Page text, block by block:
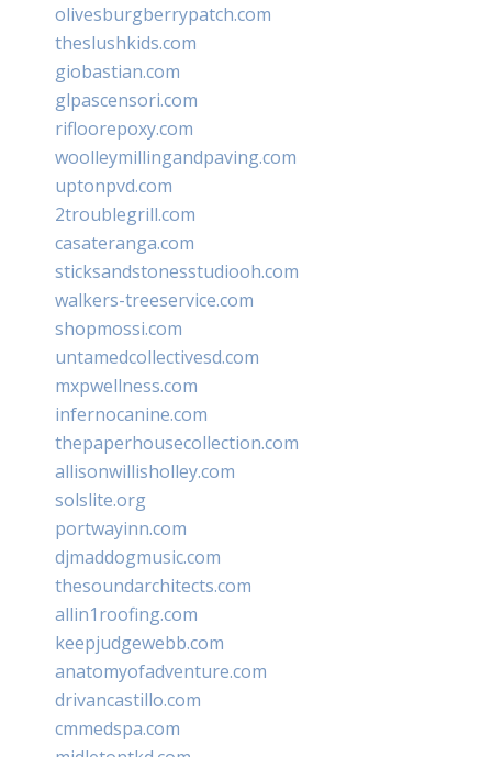
olivesburgberrypatch.com
theslushkids.com
giobastian.com
glpascensori.com
rifloorepoxy.com
woolleymillingandpaving.com
uptonpvd.com
2troublegrill.com
casateranga.com
sticksandstonesstudiooh.com
walkers-treeservice.com
shopmossi.com
untamedcollectivesd.com
mxpwellness.com
infernocanine.com
thepaperhousecollection.com
allisonwillisholley.com
solslite.org
portwayinn.com
djmaddogmusic.com
thesoundarchitects.com
allin1roofing.com
keepjudgewebb.com
anatomyofadventure.com
drivancastillo.com
cmmedspa.com